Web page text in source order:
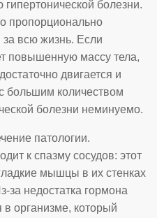
болезни.
пропорционально
всю жизнь. Если
повышенную массу тела,
двигается и
большим количеством
болезни неминуемо.
патологии.
к спазму сосудов: этот
мышцы в их стенках
за недостатка гормона
в организме, который